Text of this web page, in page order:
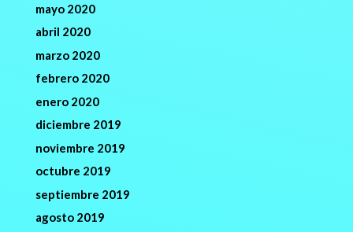
mayo 2020
abril 2020
marzo 2020
febrero 2020
enero 2020
diciembre 2019
noviembre 2019
octubre 2019
septiembre 2019
agosto 2019